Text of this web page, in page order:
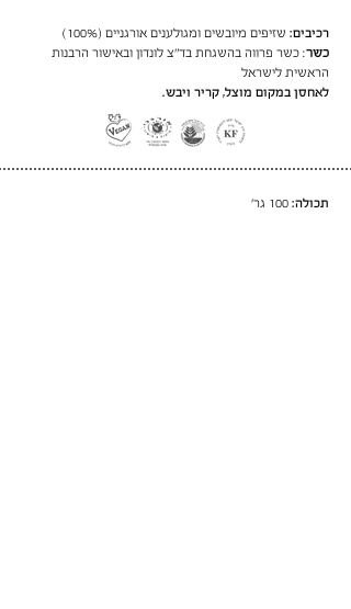
רכיבים: שזיפים מיובשים ומגולענים אורגניים (100%)
כשר: כשר פרווה בהשגחת בד"צ לונדון ובאישור הרבנות
הראשית לישראל
לאחסן במקום מוצל, קריר ויבש.
תכולה: